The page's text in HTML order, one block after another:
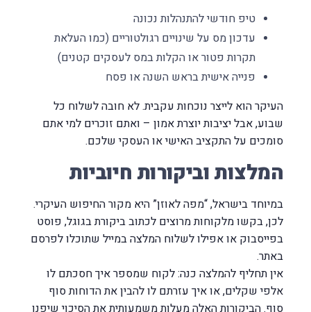
טיפ חודשי להתנהלות נכונה
עדכון מס על שינויים רגולטוריים (כמו העלאת
תקרות פטור או הקלות במס לעסקים קטנים)
פנייה אישית בראש השנה או פסח
העיקר הוא לייצר נוכחות עקבית. לא חובה לשלוח כל
שבוע, אבל יציבות יוצרת אמון – ואתם זוכרים למי אתם
סומכים על התקציב האישי או העסקי שלכם.
המלצות וביקורות חיוביות
במיוחד בישראל, “מפה לאוזן” היא מקור החיפוש העיקרי.
לכן, בקשו מלקוחות מרוצים לכתוב ביקורת בגוגל, פוסט
בפייסבוק או אפילו לשלוח המלצה במייל שתוכלו לפרסם
באתר.
אין תחליף להמלצה כנה: לקוח שמספר איך חסכתם לו
אלפי שקלים, או איך עזרתם לו להבין את הדוחות סוף
סוף. הביקורות האלה מעלות משמעותית את הסיכוי שיפנו